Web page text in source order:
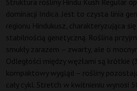
Struktura rośliny Hindu Kush Regular
dominacji Indica. Jest to czysta linia
regionu Hindukusz, charakteryzująca
stabilnością genetyczną. Roślina
smukły zarazem – zwarty, ale o
Odległości między węzłami są krótkie
kompaktowy wygląd – rośliny
cały cykl. Stretch w kwitnieniu wynosi